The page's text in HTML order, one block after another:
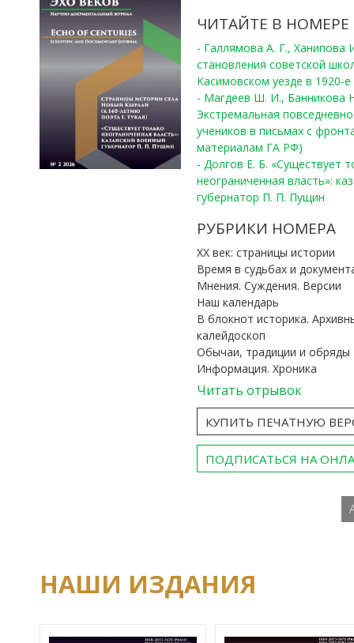
ЧИТАЙТЕ В НОМЕРЕ
- Галлямова А. Г.,
становления советской
Касимовском уезде в 1920-е
- Магдеев Ш. И., Банникова
Экстремальная
учеников в письмах с
материалам ГА РФ)
- Долгов Е. Б. «Существует
неограниченная власть»:
губернатор П. П. Пущин
РУБРИКИ НОМЕРА
ХХ век: страницы истории
Время в судьбах и
Мнения. Суждения. Версии
Наш календарь
В блокнот историка.
калейдоскоп
Обычаи, традиции и обряды
Информация. Хроника
Читать отрывок
КУПИТЬ ПЕЧАТНУЮ
ПОДПИСАТЬСЯ НА
НАШИ ИЗДАНИЯ